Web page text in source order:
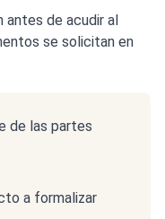
antes de acudir al
se solicitan en
de las partes
a formalizar